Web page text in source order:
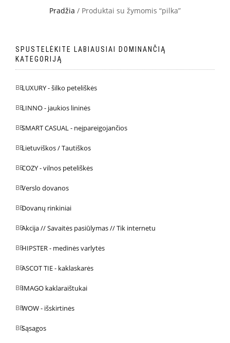
Pradžia / Produktai su žymomis “pilka”
SPUSTELĖKITE LABIAUSIAI DOMINANČIĄ
KATEGORIJĄ
LUXURY - šilko peteliškės
LINNO - jaukios lininės
SMART CASUAL - neįpareigojančios
Lietuviškos / Tautiškos
COZY - vilnos peteliškės
Verslo dovanos
Dovanų rinkiniai
Akcija // Savaitės pasiūlymas // Tik internetu
HIPSTER - medinės varlytės
ASCOT TIE - kaklaskarės
IMAGO kaklaraištukai
WOW - išskirtinės
Sąsagos